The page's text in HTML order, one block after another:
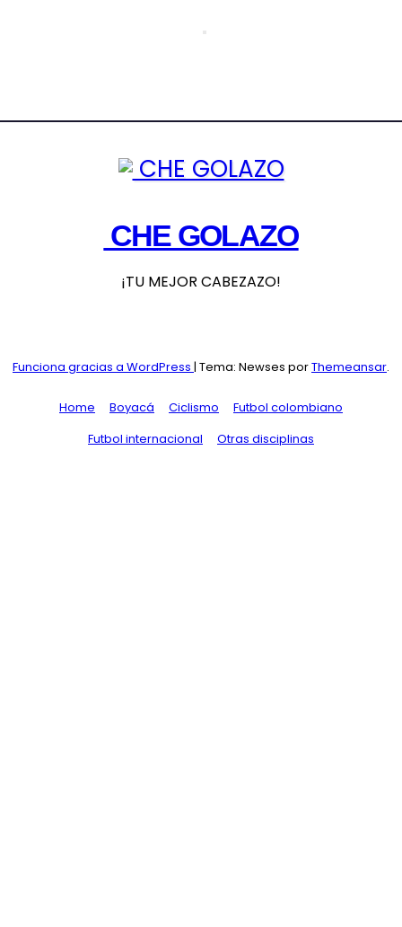
CHE GOLAZO
¡TU MEJOR CABEZAZO!
Funciona gracias a WordPress | Tema: Newses porThemeansar.
Home Boyacá Ciclismo
Futbol colombiano
Futbol internacional
Otras disciplinas